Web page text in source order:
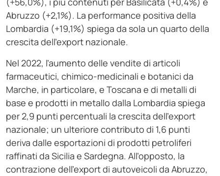
Abruzzo (+2,1%). La performance positiva della
Lombardia (+19,1%) spiega da sola un quarto della
crescita dell’export nazionale.
Nel 2022, l’aumento delle vendite di articoli
farmaceutici, chimico-medicinali e botanici da
Marche, in particolare, e Toscana e di metalli di
base e prodotti in metallo dalla Lombardia spiega
per 2,9 punti percentuali la crescita dell’export
nazionale; un ulteriore contributo di 1,6 punti
deriva dalle esportazioni di prodotti petroliferi
raffinati da Sicilia e Sardegna. All’opposto, la
contrazione dell’export di autoveicoli da Abruzzo,